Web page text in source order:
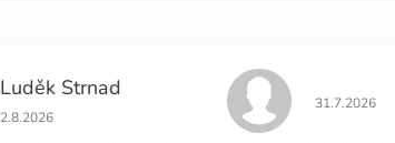
Luděk Strnad
Hodnocení obchodu je 5 z 5 hvězdiček.
2.8.2026
Hodnocení
31.7.2026